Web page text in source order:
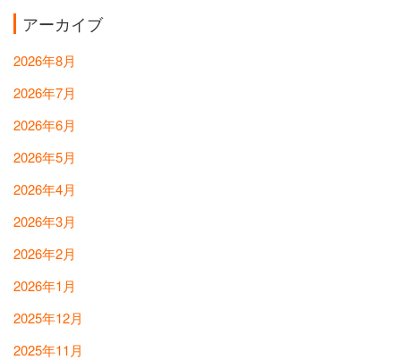
アーカイブ
2026年8月
2026年7月
2026年6月
2026年5月
2026年4月
2026年3月
2026年2月
2026年1月
2025年12月
2025年11月